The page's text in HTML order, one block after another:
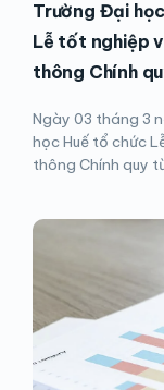
Trường Đại
Lễ tốt nghiệp
thông Chính
Ngày 03 tháng 3
học Huế tổ chức
thông Chính quy